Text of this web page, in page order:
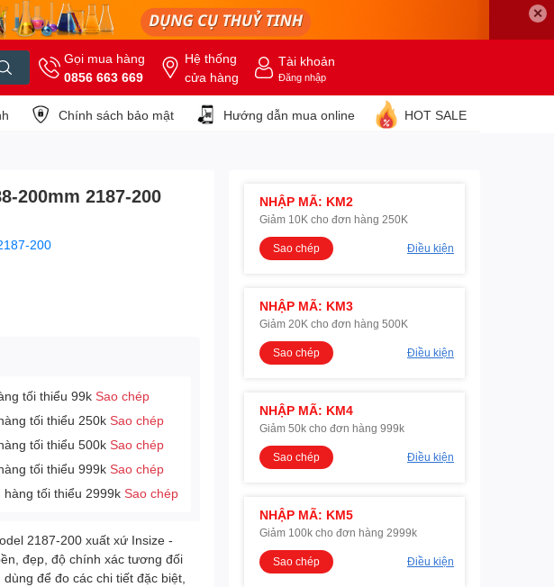
✕
Gọi mua hàng
0856 663 669
Hệ thống
cửa hàng
Tài khoản
Đăng nhập
Chính sách bảo mật Hướng dẫn mua online HOT SALE
200mm 2187-200
200
tối thiểu 99kSao chép
tối thiểu 250kSao chép
tối thiểu 500kSao chép
tối thiểu 999kSao chép
hàng tối thiểu 2999kSao chép
2187-200 xuất xứ Insize -
đẹp, độ chính xác tương đối
để đo các chi tiết đặc biệt,
NHẬP MÃ: KM2
Giảm 10K cho đơn hàng 250K
Sao chép Điều kiện
NHẬP MÃ: KM3
Giảm 20K cho đơn hàng 500K
Sao chép Điều kiện
NHẬP MÃ: KM4
Giảm 50k cho đơn hàng 999k
Sao chép Điều kiện
NHẬP MÃ: KM5
Giảm 100k cho đơn hàng 2999k
Sao chép Điều kiện